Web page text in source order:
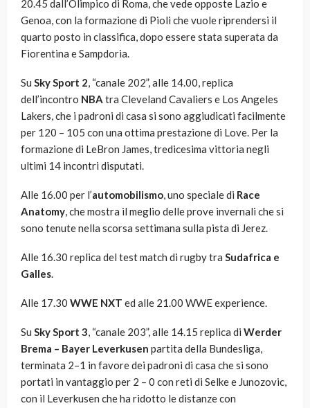
20.45 dall’Olimpico di Roma, che vede opposte Lazio e
Genoa, con la formazione di Pioli che vuole riprendersi il
quarto posto in classifica, dopo essere stata superata da
Fiorentina e Sampdoria.
Su Sky Sport 2, “canale 202”, alle 14.00, replica
dell’incontro NBA tra Cleveland Cavaliers e Los Angeles
Lakers, che i padroni di casa si sono aggiudicati facilmente
per 120 – 105 con una ottima prestazione di Love. Per la
formazione di LeBron James, tredicesima vittoria negli
ultimi 14 incontri disputati.
Alle 16.00 per l’automobilismo, uno speciale di Race
Anatomy, che mostra il meglio delle prove invernali che si
sono tenute nella scorsa settimana sulla pista di Jerez.
Alle 16.30 replica del test match di rugby tra Sudafrica e
Galles.
Alle 17.30 WWE NXT ed alle 21.00 WWE experience.
Su Sky Sport 3, “canale 203”, alle 14.15 replica di Werder
Brema – Bayer Leverkusen partita della Bundesliga,
terminata 2–1 in favore dei padroni di casa che si sono
portati in vantaggio per 2 – 0 con reti di Selke e Junozovic,
con il Leverkusen che ha ridotto le distanze con